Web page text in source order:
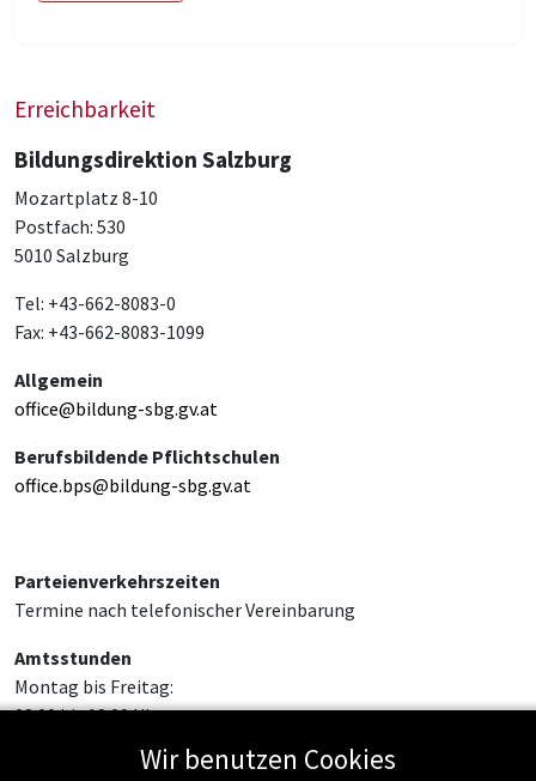
Erreichbarkeit
Bildungsdirektion Salzburg
Mozartplatz 8-10
Postfach: 530
5010 Salzburg
Tel: +43-662-8083-0
Fax: +43-662-8083-1099
Allgemein
office@bildung-sbg.gv.at
Berufsbildende Pflichtschulen
office.bps@bildung-sbg.gv.at
Parteienverkehrszeiten
Termine nach telefonischer Vereinbarung
Amtsstunden
Montag bis Freitag:
08:00 bis 12:00 Uhr
Wir benutzen Cookies